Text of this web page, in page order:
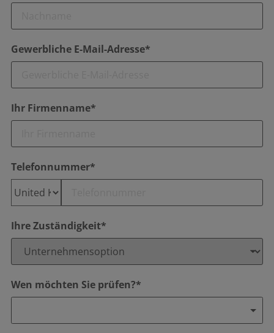
Gewerbliche E-Mail-Adresse*
Ihr Firmenname*
Telefonnummer*
Ihre Zuständigkeit*
Wen möchten Sie prüfen?*